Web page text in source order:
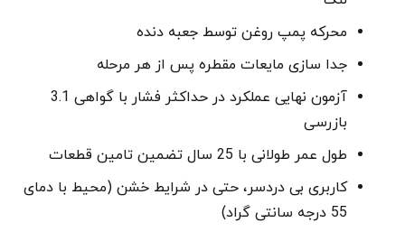
محرکه پمپ روغن توسط جعبه دنده
جدا سازی مایعات مقطره پس از هر مرحله
آزمون نهایی عملکرد در حداکثر فشار با گواهی 3.1
بازرسی
طول عمر طولانی با 25 سال تضمین تامین قطعات
کاربری بی دردسر، حتی در شرایط خشن (محیط با دمای
55 درجه سانتی گراد)